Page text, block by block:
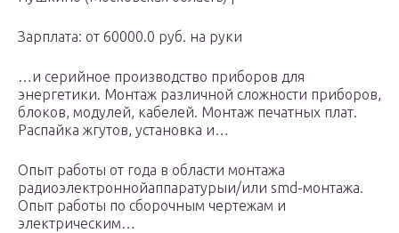
Зарплата: от 60000.0 руб. на руки
…и серийное производство приборов для
энергетики. Монтаж различной сложности приборов,
блоков, модулей, кабелей. Монтаж печатных плат.
Распайка жгутов, установка и…
Опыт работы от года в области монтажа
радиоэлектроннойаппаратурыи/или smd-монтажа.
Опыт работы по сборочным чертежам и
электрическим…